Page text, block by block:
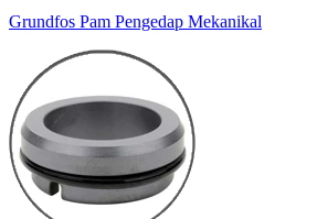
Grundfos Pam Pengedap Mekanikal